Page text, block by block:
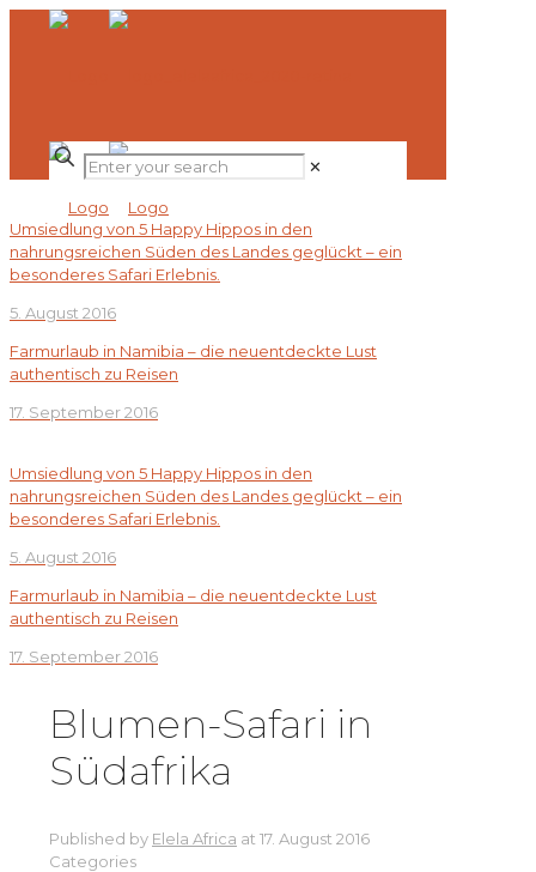
✕
Umsiedlung von 5 Happy Hippos in den
nahrungsreichen Süden des Landes geglückt – ein
besonderes Safari Erlebnis.
5. August 2016
Farmurlaub in Namibia – die neuentdeckte Lust
authentisch zu Reisen
17. September 2016
Umsiedlung von 5 Happy Hippos in den
nahrungsreichen Süden des Landes geglückt – ein
besonderes Safari Erlebnis.
5. August 2016
Farmurlaub in Namibia – die neuentdeckte Lust
authentisch zu Reisen
17. September 2016
Blumen-Safari in
Südafrika
Published by Elela Africa at 17. August 2016
Categories